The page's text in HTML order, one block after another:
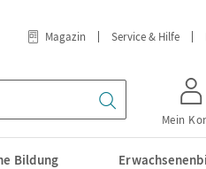
Magazin Service & Hilfe
Mein
Bildung